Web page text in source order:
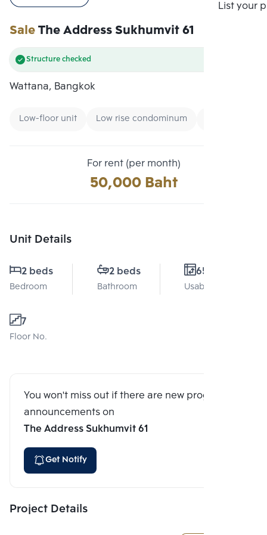
List your
SaleThe Address Sukhumvit 61
Structure checked
Wattana, Bangkok
Low-floor unit Low rise condominum
For rent (per month)
50,000 Baht
Unit Details
2 beds
Bedroom
2 beds
Bathroom
65 Sq.m.
Usable area
7
Floor No.
You won't miss out if there are new program
announcements on
The Address Sukhumvit 61
Get Notify
Project Details